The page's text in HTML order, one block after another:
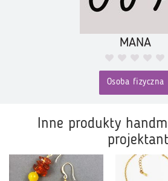
MANA
Osoba fizyczna
Inne produkty